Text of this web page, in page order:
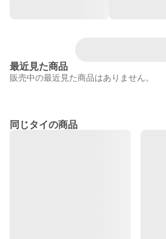
最近見た商品
販売中の最近見た商品はありません。
同じタイの商品